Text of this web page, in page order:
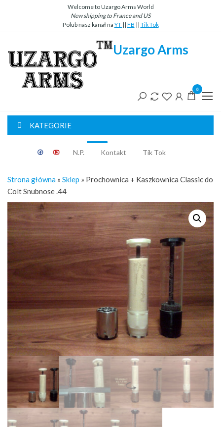
Welcome to Uzargo Arms World
Newshipping to France and US
Polub nasz kanał na YT || FB || Tik Tok
Uzargo Arms
0
KATEGORIE
N.P.
Classic
Kontakt Tik Tok
Strona główna » Sklep » Prochownica + Kaszkownica Classic do
Colt Snubnose .44